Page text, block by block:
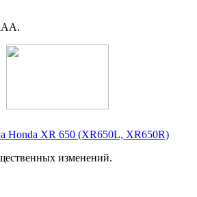
Honda XR 650 (XR650L, XR650R)
изменений.